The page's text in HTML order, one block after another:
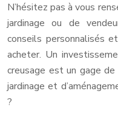
N’hésitez pas à vous
jardinage ou de
conseils personnalisés
acheter. Un
creusage est un gage
jardinage et
?